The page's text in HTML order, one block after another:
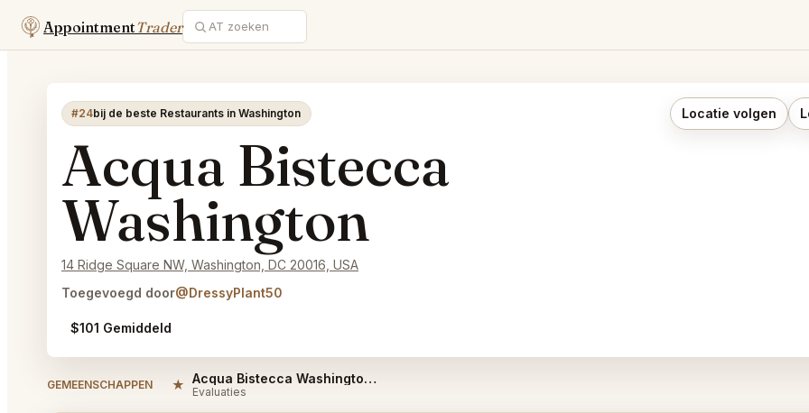
AppointmentTrader
#24bij de beste Restaurants in Washington Locatie volgen
Acqua Bistecca
Washington
14 Ridge Square NW, Washington, DC 20016, USA
Toegevoegd door@DressyPlant50
$101 Gemiddeld
GEMEENSCHAPPEN ★ Acqua Bistecca Washington Reviews
Evaluaties